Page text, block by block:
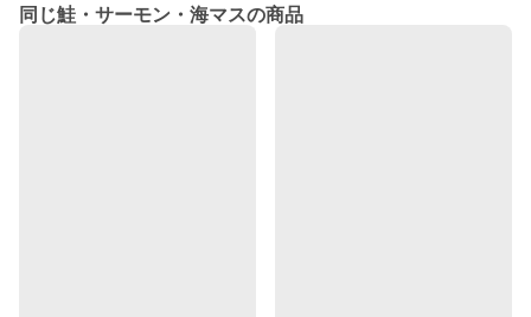
同じ鮭・サーモン・海マスの商品